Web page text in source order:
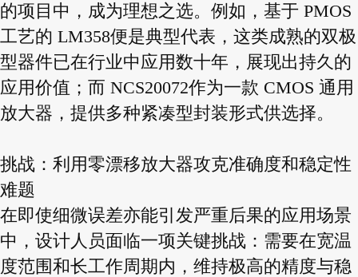
的项目中，成为理想之选。例如，基于 PMOS
工艺的 LM358便是典型代表，这类成熟的双极
型器件已在行业中应用数十年，展现出持久的
应用价值；而 NCS20072作为一款 CMOS 通用
放大器，提供多种紧凑型封装形式供选择。
挑战：利用零漂移放大器攻克准确度和稳定性
难题
在即使细微误差亦能引发严重后果的应用场景
中，设计人员面临一项关键挑战：需要在宽温
度范围和长工作周期内，维持极高的精度与稳